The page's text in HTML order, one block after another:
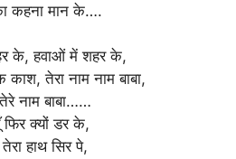
कहना मान के….
के, हवाओं में शहर के,
तेरा नाम नाम बाबा,
नाम बाबा……
फिर क्यों डर के,
हाथ सिर पे,